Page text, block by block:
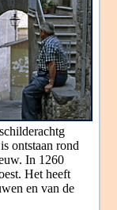
ontstaan rond
In 1260
Het heeft
en van de